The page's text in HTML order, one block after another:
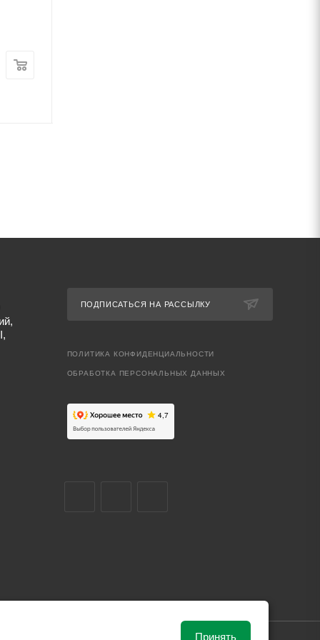
ПОДПИСАТЬСЯ НА РАССЫЛКУ
ПОЛИТИКА КОНФИДЕНЦИАЛЬНОСТИ
ОБРАБОТКА ПЕРСОНАЛЬНЫХ ДАННЫХ
Принять